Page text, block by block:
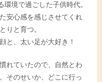
環境で過ごした子供時代。
安心感を感じさせてくれ
りと育つ。
と、太い足が大好き！
れていたので、自然とわ
そのせいか、どこに行っ